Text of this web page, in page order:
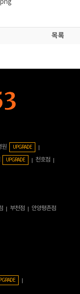
목록
원 UPGRADE
UPGRADE
천호점
부천점 안양평촌점